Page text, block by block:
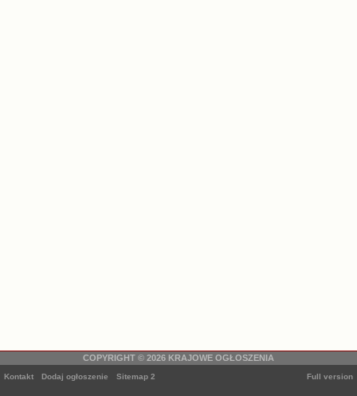
COPYRIGHT © 2026 KRAJOWE OGŁOSZENIA
Kontakt Dodaj ogłoszenie Sitemap 2 Full version